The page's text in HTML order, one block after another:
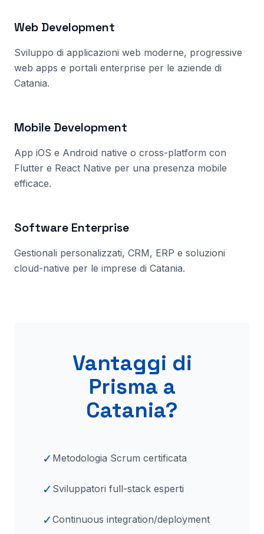
Web Development
Sviluppo di applicazioni web moderne, progressive
web apps e portali enterprise per le aziende di
Catania.
Mobile Development
App iOS e Android native o cross-platform con
Flutter e React Native per una presenza mobile
efficace.
Software Enterprise
Gestionali personalizzati, CRM, ERP e soluzioni
cloud-native per le imprese di Catania.
Vantaggi di
Prisma a
Catania?
✓ Metodologia Scrum certificata
✓ Sviluppatori full-stack esperti
✓Continuous integration/deployment